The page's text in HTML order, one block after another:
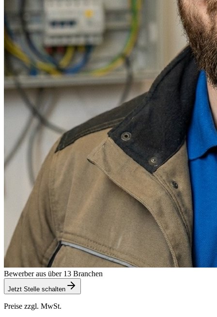
Bewerber aus über 13 Branchen
Jetzt Stelle schalten
Preise zzgl. MwSt.